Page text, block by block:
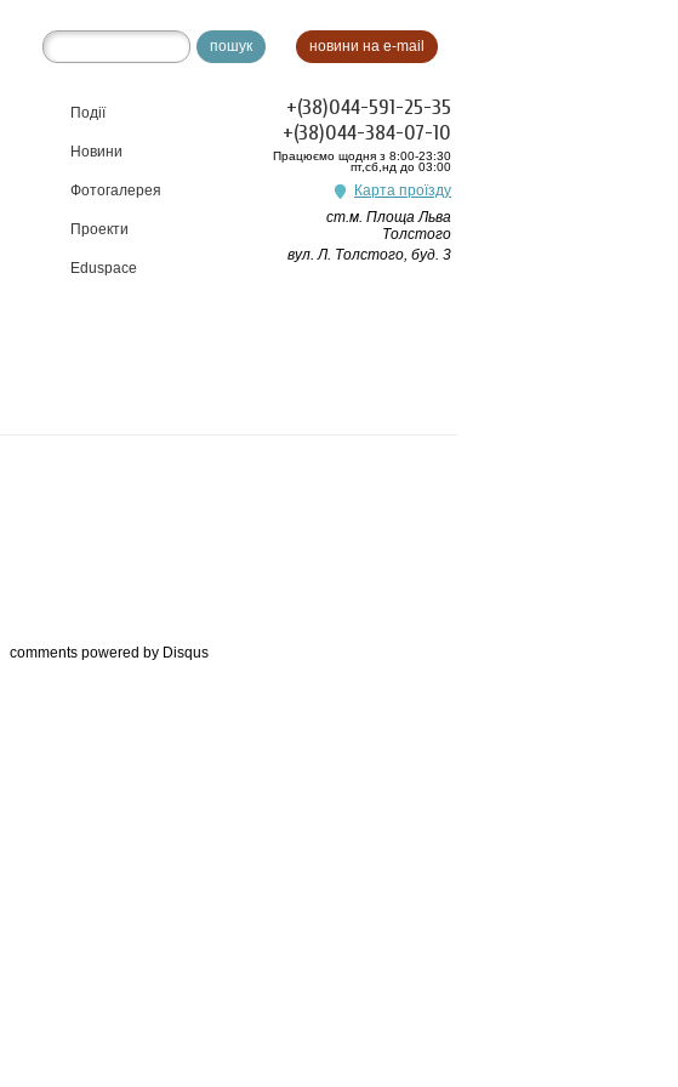
новини на e-mail
пошук
Події
Новини
Фотогалерея
Проекти
Eduspace
+(38)044-591-25-35
+(38)044-384-07-10
Працюємо щодня з 8:00-23:30
пт,сб,нд до 03:00
Карта проїзду
ст.м. Площа Льва
Толстого
вул. Л. Толстого, буд. 3
comments powered by Disqus